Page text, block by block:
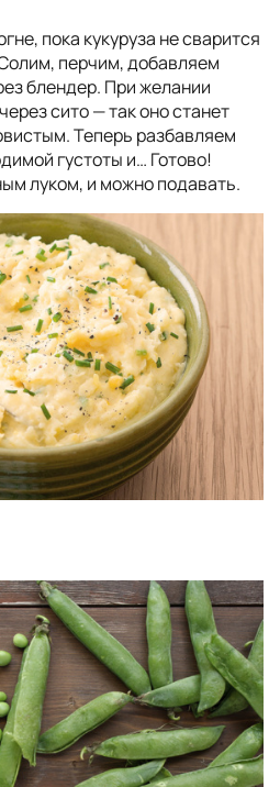
пока кукуруза не сварится
перчим, добавляем
блендер. При желании
сито — так оно станет
Теперь разбавляем
густоты и… Готово!
луком, и можно подавать.